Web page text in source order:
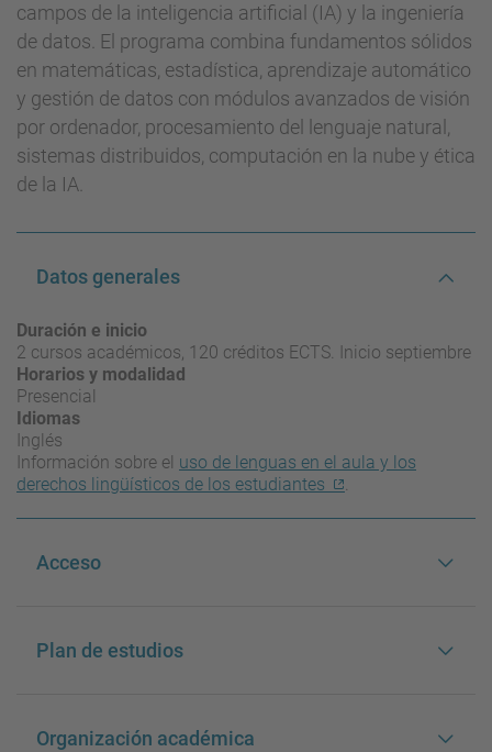
campos de la inteligencia artificial (IA) y la ingeniería
de datos. El programa combina fundamentos sólidos
en matemáticas, estadística, aprendizaje automático
y gestión de datos con módulos avanzados de visión
por ordenador, procesamiento del lenguaje natural,
sistemas distribuidos, computación en la nube y ética
de la IA.
Datos generales
Duración e inicio
2 cursos académicos, 120 créditos ECTS. Inicio septiembre
Horarios y modalidad
Presencial
Idiomas
Inglés
Información sobre el uso de lenguas en el aula y los
derechos lingüísticos de los estudiantes
.
Acceso
Plan de estudios
Organización académica